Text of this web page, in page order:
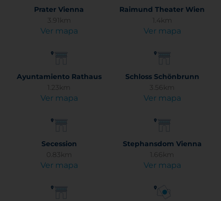
Prater Vienna
3.91km
Ver mapa
Raimund Theater Wien
1.4km
Ver mapa
Ayuntamiento Rathaus
1.23km
Ver mapa
Schloss Schönbrunn
3.56km
Ver mapa
Secession
0.83km
Ver mapa
Stephansdom Vienna
1.66km
Ver mapa